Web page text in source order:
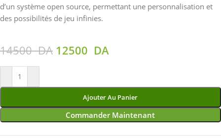
d’un système open source, permettant une personnalisation et
des possibilités de jeu infinies.
14500DA 12500 DA
Ajouter Au Panier
Commander Maintenant